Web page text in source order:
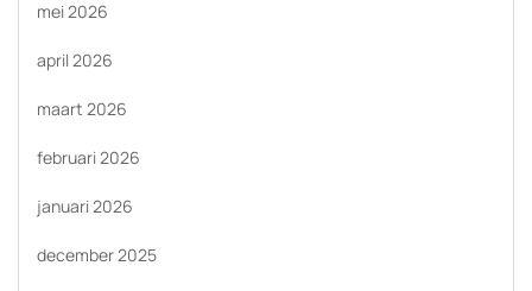
mei 2026
april 2026
maart 2026
februari 2026
januari 2026
december 2025